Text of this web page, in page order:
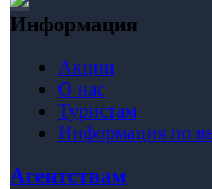
Информация
Акции
О нас
Туристам
Информация по
Агентствам